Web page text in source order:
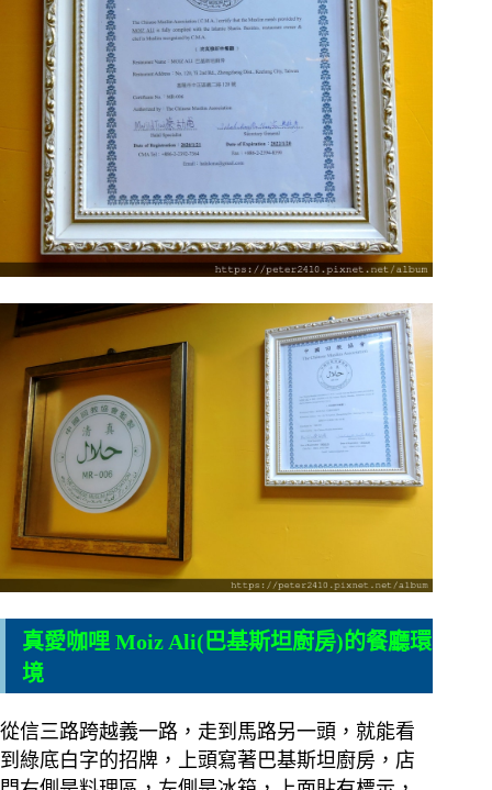
真愛咖哩 Moiz Ali(巴基斯坦廚房)的餐廳環
境
從信三路跨越義一路，走到馬路另一頭，就能看
到綠底白字的招牌，上頭寫著巴基斯坦廚房，店